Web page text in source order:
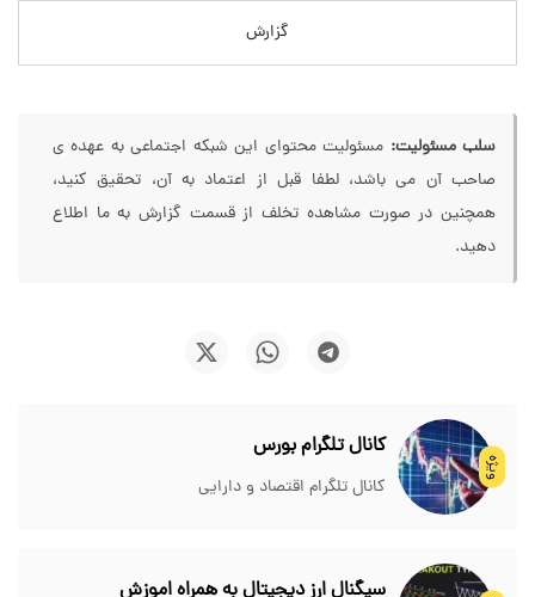
گزارش
سلب مسئولیت: مسئولیت محتوای این شبکه اجتماعی به عهده ی
صاحب آن می باشد، لطفا قبل از اعتماد به آن، تحقیق کنید،
همچنین در صورت مشاهده تخلف از قسمت گزارش به ما اطلاع
دهید.
ویژه
کانال تلگرام بورس
کانال تلگرام اقتصاد و دارایی
سیگنال ارز دیجیتال به همراه اموزش